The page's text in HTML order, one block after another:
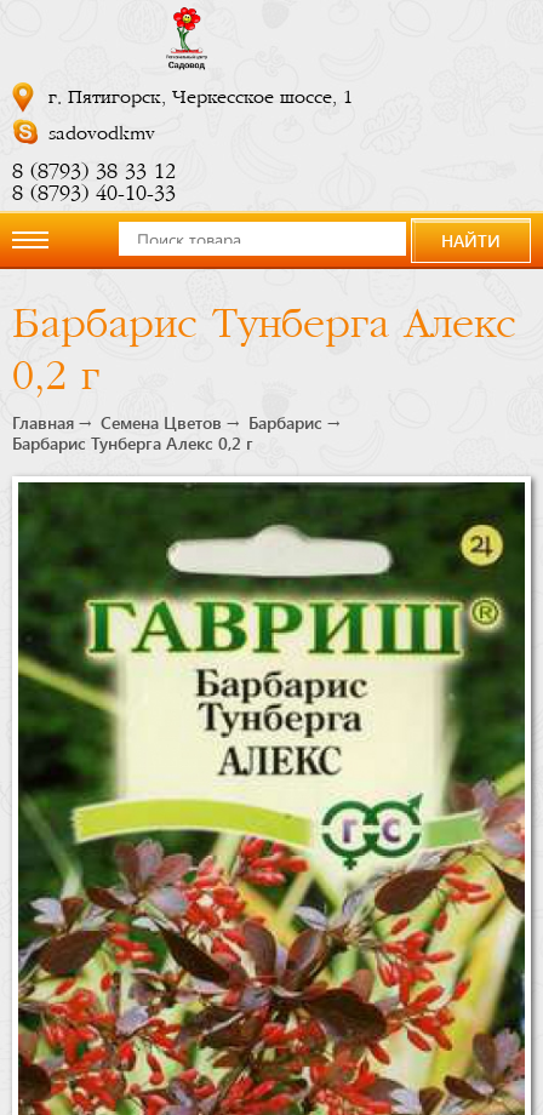
г. Пятигорск, Черкесское шоссе, 1
sadovodkmv
8 (8793) 38 33 12
8 (8793) 40-10-33
компании
Новости
Купить
сейчас
Бренды
Доставка
Оптовикам
НАЙТИ
Барбарис Тунберга Алекс
0,2 г
Главная Семена Цветов
Барбарис
Барбарис Тунберга Алекс 0,2 г